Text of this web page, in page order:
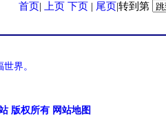
首页| 上页 下页 | 尾页|转到第
界。
版权所有 网站地图